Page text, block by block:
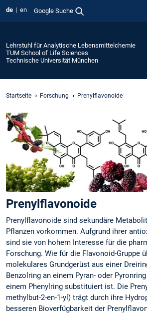
de en Google Suche
Lehrstuhl für Analytische Lebensmittelchemie
TUM School of Life Sciences
Technische Universität München
Startseite Forschung Prenylflavonoide
Prenylflavonoide
Prenylflavonoide sind sekundäre
Pflanzen vorkommen. Aufgrund ihrer
sind sie von hohem Interesse für die
Forschung. Wie für die Flavonoid-Gruppe
molekulares Grundgerüst aus einer
Benzolring an einem Pyran- oder
einem Phenylring substituiert ist. Die
methylbut-2-en-1-yl) trägt durch ihre
besseren Bioverfügbarkeit der